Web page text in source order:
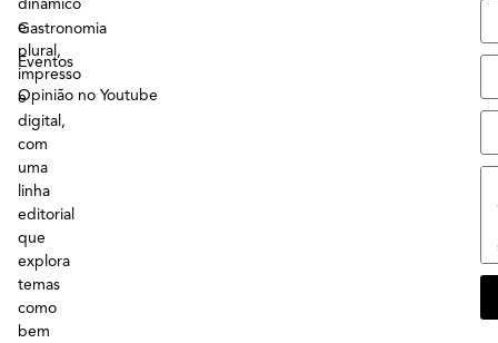
dinâmico
e
plural,
impresso
e
digital,
com
uma
linha
editorial
que
explora
temas
como
bem
Gastronomia
Eventos
Opinião no Youtube